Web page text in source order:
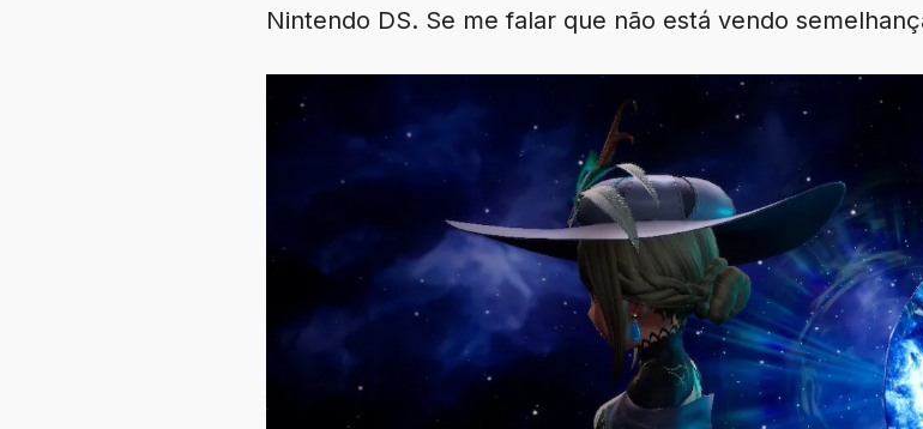
Nintendo DS. Se me falar que não está vendo